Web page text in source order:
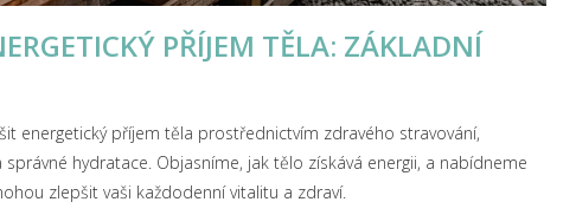
PŘÍJEM TĚLA: ZÁKLADNÍ
energetický příjem těla prostřednictvím zdravého stravování,
hydratace. Objasníme, jak tělo získává energii, a nabídneme
zlepšit vaši každodenní vitalitu a zdraví.